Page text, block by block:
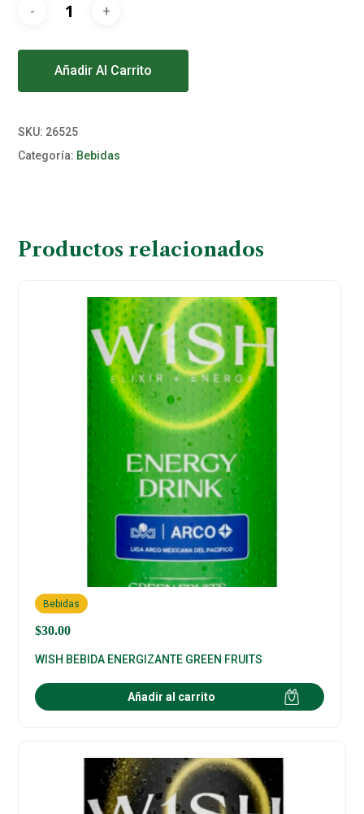
Añadir Al Carrito
SKU: 26525
Categoría: Bebidas
Productos relacionados
$30.00
Bebidas
WISH BEBIDA ENERGIZANTE GREEN FRUITS
Añadir al carrito